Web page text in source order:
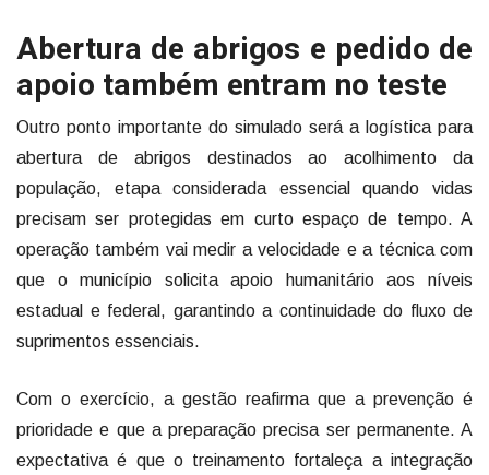
Abertura de abrigos e pedido de
apoio também entram no teste
Outro ponto importante do simulado será a logística para
abertura de abrigos destinados ao acolhimento da
população, etapa considerada essencial quando vidas
precisam ser protegidas em curto espaço de tempo. A
operação também vai medir a velocidade e a técnica com
que o município solicita apoio humanitário aos níveis
estadual e federal, garantindo a continuidade do fluxo de
suprimentos essenciais.
Com o exercício, a gestão reafirma que a prevenção é
prioridade e que a preparação precisa ser permanente. A
expectativa é que o treinamento fortaleça a integração